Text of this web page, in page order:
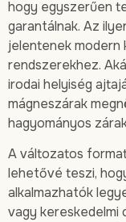
hogy egyszerűen
garantálnak. Az
jelentenek modern
rendszerekhez.
irodai helyiség
mágneszárak
hagyományos
A változatos
lehetővé teszi,
alkalmazhatók
vagy kereskedelmi